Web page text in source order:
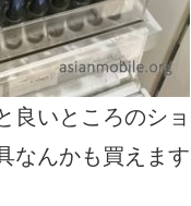
良いところのショ
なんかも買えます